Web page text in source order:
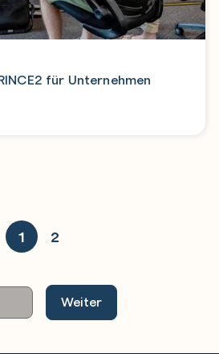
für Unternehmen
1 2
Weiter